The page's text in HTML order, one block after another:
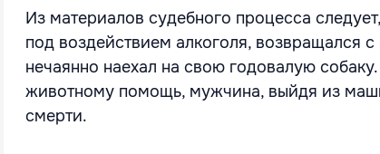
Из материалов судебного процесса
под воздействием алкоголя, возвращался
нечаянно наехал на свою годовалую
животному помощь, мужчина, выйдя из
смерти.